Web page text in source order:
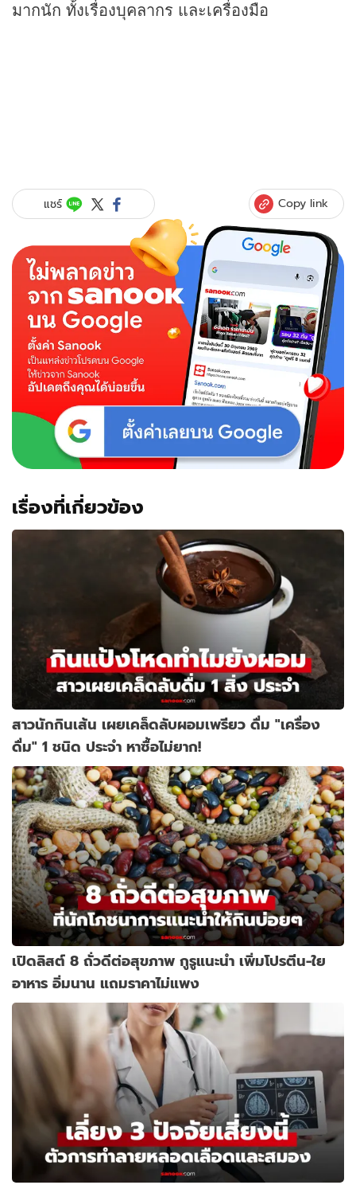
มากนัก ทั้งเรื่องบุคลากร และเครื่องมือ
แชร์ Copy link
เรื่องที่เกี่ยวข้อง
สาวนักกินเส้น เผยเคล็ดลับผอมเพรียว ดื่ม "เครื่อง
ดื่ม" 1 ชนิด ประจำ หาซื้อไม่ยาก!
เปิดลิสต์ 8 ถั่วดีต่อสุขภาพ กูรูแนะนำ เพิ่มโปรตีน-ใย
อาหาร อิ่มนาน แถมราคาไม่แพง